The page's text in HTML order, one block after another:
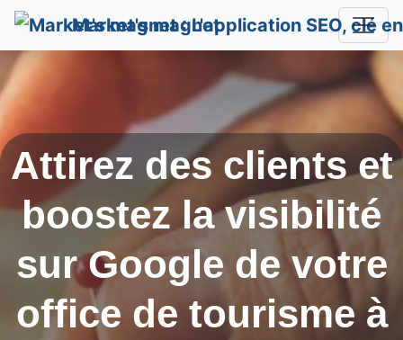
Market's magnet
Attirez des clients et
boostez la visibilité
sur Google de votre
office de tourisme à